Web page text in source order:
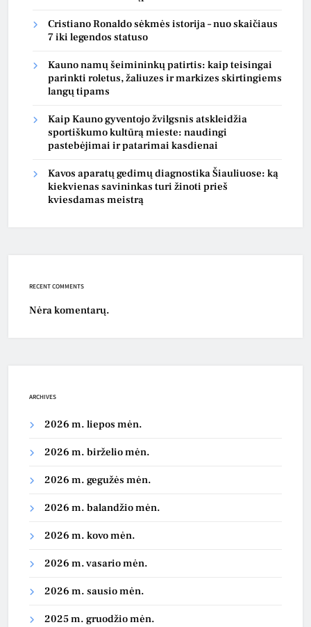
Cristiano Ronaldo sėkmės istorija – nuo skaičiaus
7 iki legendos statuso
Kauno namų šeimininkų patirtis: kaip teisingai
parinkti roletus, žaliuzes ir markizes skirtingiems
langų tipams
Kaip Kauno gyventojo žvilgsnis atskleidžia
sportiškumo kultūrą mieste: naudingi
pastebėjimai ir patarimai kasdienai
Kavos aparatų gedimų diagnostika Šiauliuose: ką
kiekvienas savininkas turi žinoti prieš
kviesdamas meistrą
RECENT COMMENTS
Nėra komentarų.
ARCHIVES
2026 m. liepos mėn.
2026 m. birželio mėn.
2026 m. gegužės mėn.
2026 m. balandžio mėn.
2026 m. kovo mėn.
2026 m. vasario mėn.
2026 m. sausio mėn.
2025 m. gruodžio mėn.